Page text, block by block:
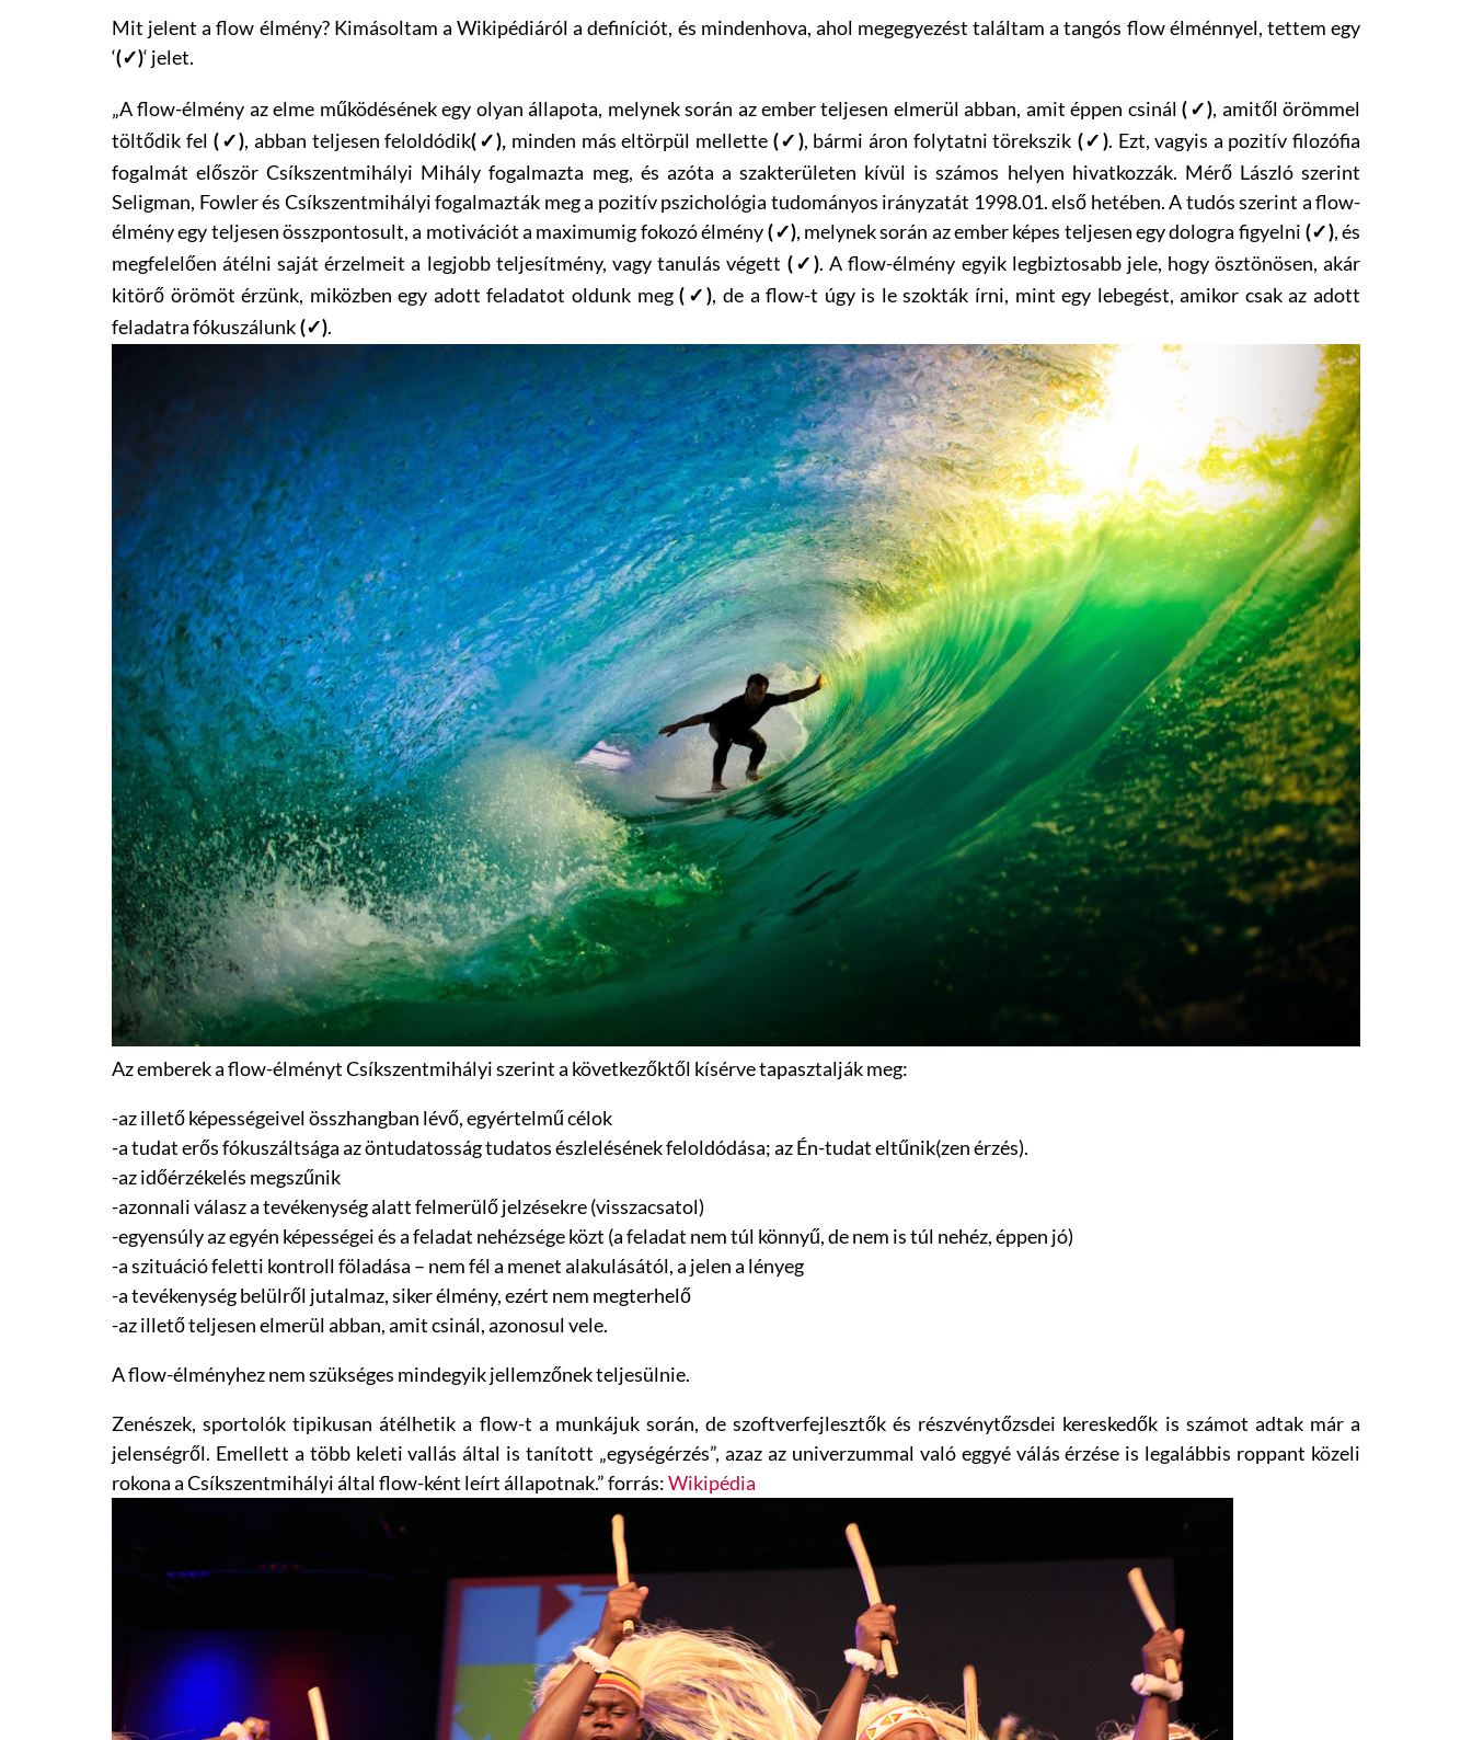
Mit jelent a flow élmény? Kimásoltam a Wikipédiáról a definíciót, és mindenhova, ahol megegyezést találtam a tangós flow élménnyel, tettem egy
‘(✓)‘ jelet.
„A flow-élmény az elme működésének egy olyan állapota, melynek során az ember teljesen elmerül abban, amit éppen csinál(✓), amitől örömmel
töltődik fel (✓), abban teljesen feloldódik(✓), minden más eltörpül mellette (✓), bármi áron folytatni törekszik (✓). Ezt, vagyis a pozitív filozófia
fogalmát először Csíkszentmihályi Mihály fogalmazta meg, és azóta a szakterületen kívül is számos helyen hivatkozzák. Mérő László szerint
Seligman, Fowler és Csíkszentmihályi fogalmazták meg a pozitív pszichológia tudományos irányzatát 1998.01. első hetében. A tudós szerint a flow-
élmény egy teljesen összpontosult, a motivációt a maximumig fokozó élmény(✓), melynek során az ember képes teljesen egy dologra figyelni (✓), és
megfelelően átélni saját érzelmeit a legjobb teljesítmény, vagy tanulás végett (✓). A flow-élmény egyik legbiztosabb jele, hogy ösztönösen, akár
kitörő örömöt érzünk, miközben egy adott feladatot oldunk meg(✓), de a flow-t úgy is le szokták írni, mint egy lebegést, amikor csak az adott
feladatra fókuszálunk (✓).
Az emberek a flow-élményt Csíkszentmihályi szerint a következőktől kísérve tapasztalják meg:
-az illető képességeivel összhangban lévő, egyértelmű célok
-a tudat erős fókuszáltsága az öntudatosság tudatos észlelésének feloldódása; az Én-tudat eltűnik(zen érzés).
-az időérzékelés megszűnik
-azonnali válasz a tevékenység alatt felmerülő jelzésekre (visszacsatol)
-egyensúly az egyén képességei és a feladat nehézsége közt (a feladat nem túl könnyű, de nem is túl nehéz, éppen jó)
-a szituáció feletti kontroll föladása – nem fél a menet alakulásától, a jelen a lényeg
-a tevékenység belülről jutalmaz, siker élmény, ezért nem megterhelő
-az illető teljesen elmerül abban, amit csinál, azonosul vele.
A flow-élményhez nem szükséges mindegyik jellemzőnek teljesülnie.
Zenészek, sportolók tipikusan átélhetik a flow-t a munkájuk során, de szoftverfejlesztők és részvénytőzsdei kereskedők is számot adtak már a
jelenségről. Emellett a több keleti vallás által is tanított „egységérzés”, azaz az univerzummal való eggyé válás érzése is legalábbis roppant közeli
rokona a Csíkszentmihályi által flow-ként leírt állapotnak.” forrás:Wikipédia